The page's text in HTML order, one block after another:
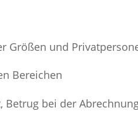
Größen und
Bereichen
Betrug bei der